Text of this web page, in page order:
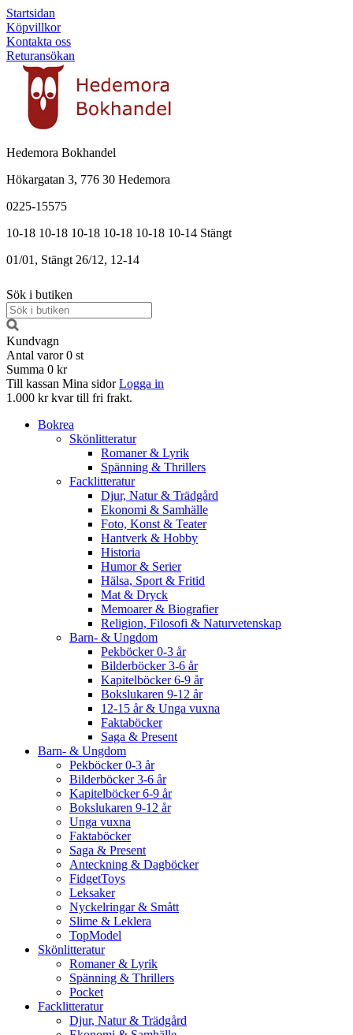
Startsidan
Köpvillkor
Kontakta oss
Returansökan
Hedemora Bokhandel
Hökargatan 3, 776 30 Hedemora
0225-15575
10-18 10-18 10-18 10-18 10-18 10-14 Stängt
01/01, Stängt 26/12, 12-14
Sök i butiken
Kundvagn
Antal varor 0 st
Summa 0 kr
Till kassan Mina sidor Logga in
1.000 kr kvar till fri frakt.
Bokrea
Skönlitteratur
Romaner & Lyrik
Spänning & Thrillers
Facklitteratur
Djur, Natur & Trädgård
Ekonomi & Samhälle
Foto, Konst & Teater
Hantverk & Hobby
Historia
Humor & Serier
Hälsa, Sport & Fritid
Mat & Dryck
Memoarer & Biografier
Religion, Filosofi & Naturvetenskap
Barn- & Ungdom
Pekböcker 0-3 år
Bilderböcker 3-6 år
Kapitelböcker 6-9 år
Bokslukaren 9-12 år
12-15 år & Unga vuxna
Faktaböcker
Saga & Present
Barn- & Ungdom
Pekböcker 0-3 år
Bilderböcker 3-6 år
Kapitelböcker 6-9 år
Bokslukaren 9-12 år
Unga vuxna
Faktaböcker
Saga & Present
Anteckning & Dagböcker
FidgetToys
Leksaker
Nyckelringar & Smått
Slime & Leklera
TopModel
Skönlitteratur
Romaner & Lyrik
Spänning & Thrillers
Pocket
Facklitteratur
Djur, Natur & Trädgård